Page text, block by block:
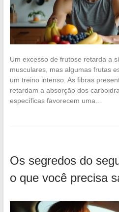
Um excesso de frutose retarda a
musculares, mas algumas frutas
um treino intenso. As fibras
retardam a absorção dos
específicas favorecem uma…
Os segredos do
o que você precisa